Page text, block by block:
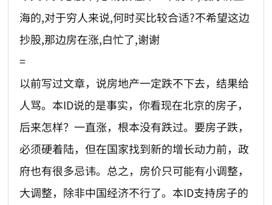
海的,对于穷人来说,何时买比较合适?不希望这边
抄股,那边房在涨,白忙了,谢谢
=
以前写过文章，说房地产一定跌不下去，结果给
人骂。本ID说的是事实，你看现在北京的房子，
后来怎样？一直涨，根本没有跌过。要房子跌，
必须硬着陆，但在国家找到新的增长动力前，政
府也有很多忌讳。总之，房价只可能有小调整，
大调整，除非中国经济不行了。本ID支持房子的